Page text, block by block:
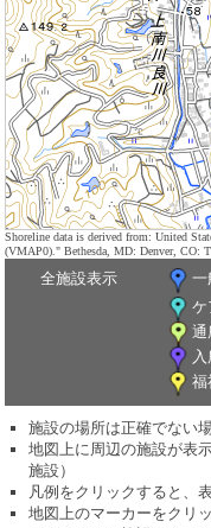
Shoreline data is derived from: United
(VMAP0)." Bethesda, MD: Denver, CO:
全施設表示 一
ケ
通
福
施設の場所は正確でない
地図上に周辺の施設が表
施設）
凡例をクリックすると、
地図上のマーカーをクリ